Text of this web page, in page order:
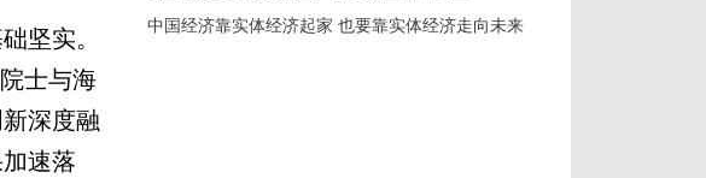
坚实。
士与海
深度融
速落
中国经济靠实体经济起家 也要靠实体经济走向未来